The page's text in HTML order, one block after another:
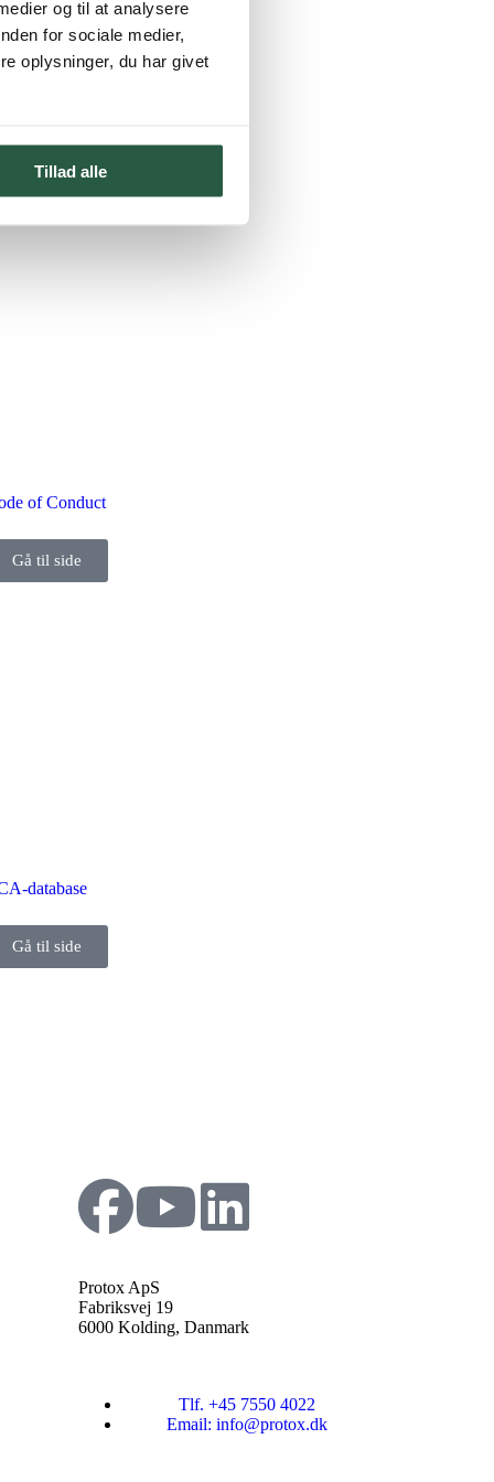
og til at analysere
for sociale medier,
oplysninger, du har givet
Tillad alle
of Conduct
Gå til side
database
Gå til side
Protox ApS
Fabriksvej 19
6000 Kolding, Danmark
Tlf. +45 7550 4022
Email: info@protox.dk